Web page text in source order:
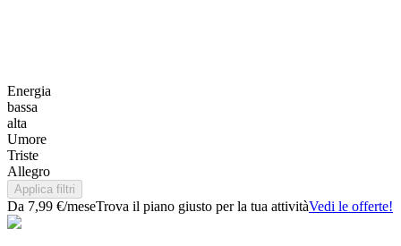
Energia
bassa
alta
Umore
Triste
Allegro
Applica filtri
Da 7,99 €/meseTrova il piano giusto per la tua attivitàVedi le offerte!